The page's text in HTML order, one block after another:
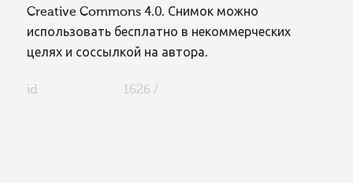
Creative Commons 4.0. Снимок можно
использовать бесплатно в некоммерческих
целях и соссылкой на автора.
id 1626 /